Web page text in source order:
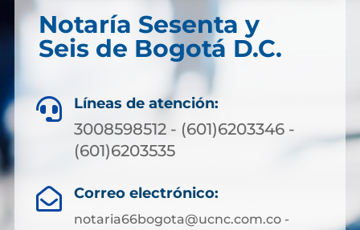
Notaría Sesenta y
Seis de Bogotá D.C.
 Líneas de atención:
3008598512 - (601)6203346 -
(601)6203535
 Correo electrónico:
notaria66bogota@ucnc.com.co -